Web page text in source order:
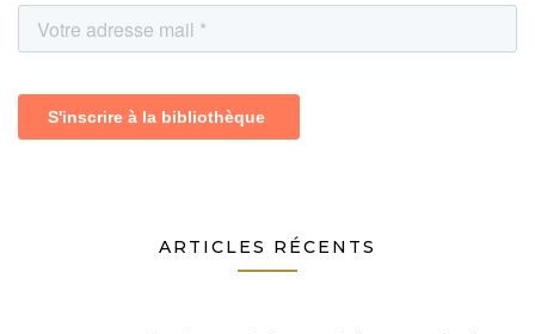
ARTICLES RÉCENTS